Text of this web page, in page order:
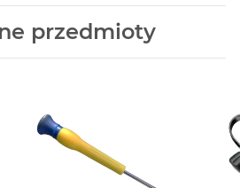
przedmioty